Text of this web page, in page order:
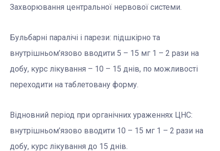
Захворювання центральної нервової системи.
Бульбарні паралічі і парези: підшкірно та
внутрішньом’язово вводити 5 – 15 мг 1 – 2 рази на
добу, курс лікування – 10 – 15 днів, по можливості
переходити на таблетовану форму.
Відновний період при органічних ураженнях ЦНС:
внутрішньом’язово вводити 10 – 15 мг 1 – 2 рази на
добу, курс лікування до 15 днів.